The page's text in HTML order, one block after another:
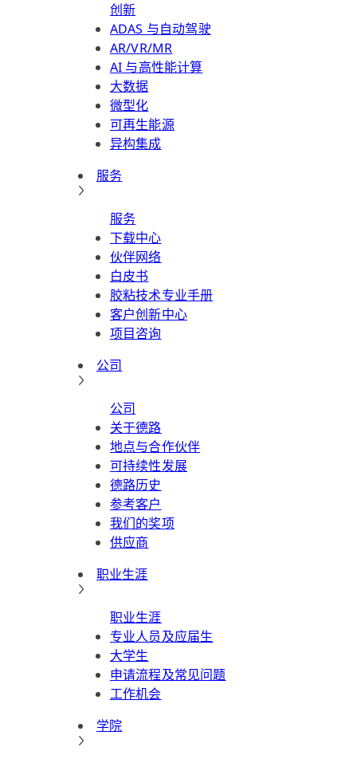
创新
ADAS 与自动驾驶
AR/VR/MR
AI 与高性能计算
大数据
微型化
可再生能源
异构集成
服务
服务
下载中心
伙伴网络
白皮书
胶粘技术专业手册
客户创新中心
项目咨询
公司
公司
关于德路
地点与合作伙伴
可持续性发展
德路历史
参考客户
我们的奖项
供应商
职业生涯
职业生涯
专业人员及应届生
大学生
申请流程及常见问题
工作机会
学院